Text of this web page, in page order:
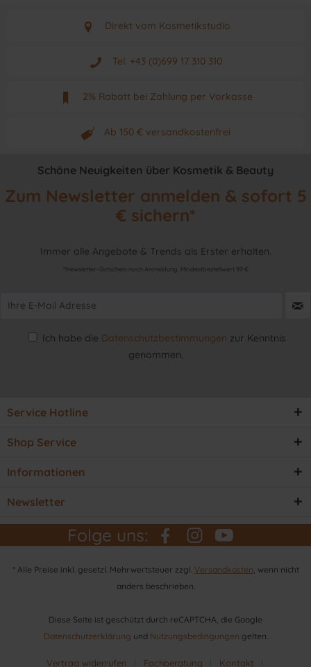
Direkt vom Kosmetikstudio
Aus Graz - Österreich
Tel. +43 (0)699 17 310 310
Mo - Fr. von 9 - 17 Uhr
2% Rabatt bei Zahlung per Vorkasse
Neuwertiges & aktuelles Produkt
Ab 150 € versandkostenfrei
Originalprodukt vom Hersteller
Schöne Neuigkeiten über Kosmetik & Beauty
Zum Newsletter anmelden & sofort 5
€ sichern*
Immer alle Angebote & Trends als Erster erhalten.
*Newsletter-Gutschein nach Anmeldung. Mindestbestellwert 99 €
Ich habe die Datenschutzbestimmungen zur Kenntnis
genommen.
Service Hotline
Shop Service
Informationen
Newsletter
Folge uns:
* Alle Preise inkl. gesetzl. Mehrwertsteuer zzgl. Versandkosten , wenn nicht
anders beschrieben.
Diese Seite ist geschützt durch reCAPTCHA, die Google
Datenschutzerklärung und Nutzungsbedingungen gelten.
Vertrag widerrufen Fachberatung Kontakt